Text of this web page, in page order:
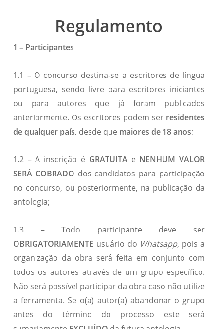
Regulamento
1 – Participantes
1.1 – O concurso destina-se a escritores de língua
portuguesa, sendo livre para escritores iniciantes
ou para autores que já foram publicados
anteriormente. Os escritores podem ser residentes
de qualquer país, desde que maiores de 18 anos;
1.2 – A inscrição é GRATUITAe NENHUM VALOR
SERÁ COBRADO dos candidatos para participação
no concurso, ou posteriormente, na publicação da
antologia;
1.3 – Todo participante deve ser
OBRIGATORIAMENTE usuário do Whatsapp, pois a
organização da obra será feita em conjunto com
todos os autores através de um grupo específico.
Não será possível participar da obra caso não utilize
a ferramenta. Se o(a) autor(a) abandonar o grupo
antes do término do processo este será